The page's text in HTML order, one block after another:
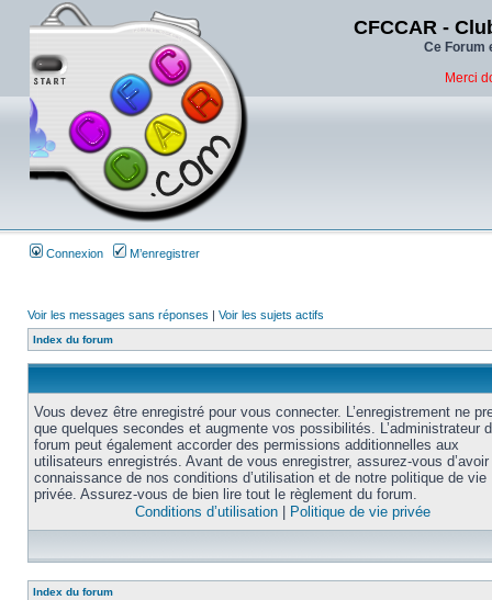
CFCCAR -
Ce Forum
Merci
Connexion M’enregistrer
Voir les messages sans réponses | Voir les sujets actifs
Index du forum
Vous devez être enregistré pour vous connecter. L’enregistrement ne
que quelques secondes et augmente vos possibilités. L’administrateur
forum peut également accorder des permissions additionnelles aux
utilisateurs enregistrés. Avant de vous enregistrer, assurez-vous
connaissance de nos conditions d’utilisation et de notre politique de vie
privée. Assurez-vous de bien lire tout le règlement du forum.
Conditions d’utilisation
Politique de vie privée
Index du forum